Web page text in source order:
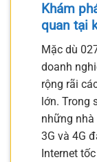
Khám
quan tại
Mặc dù
doanh
rộng rãi
lớn. Trong
những
3G và 4G
Internet